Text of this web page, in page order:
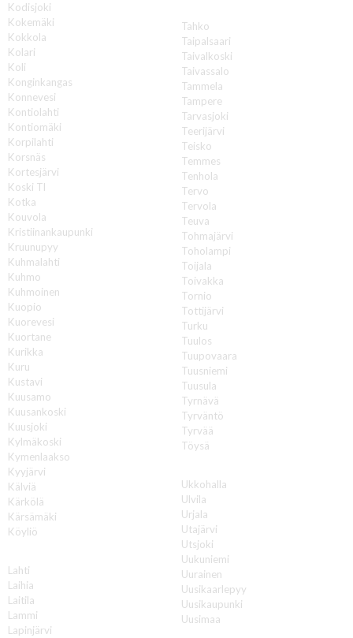
Kodisjoki
Kokemäki
Kokkola
Kolari
Koli
Konginkangas
Konnevesi
Kontiolahti
Kontiomäki
Korpilahti
Korsnäs
Kortesjärvi
Koski Tl
Kotka
Kouvola
Kristiinankaupunki
Kruunupyy
Kuhmalahti
Kuhmo
Kuhmoinen
Kuopio
Kuorevesi
Kuortane
Kurikka
Kuru
Kustavi
Kuusamo
Kuusankoski
Kuusjoki
Kylmäkoski
Kymenlaakso
Kyyjärvi
Kälviä
Kärkölä
Kärsämäki
Köyliö
Lahti
Laihia
Laitila
Lammi
Lapinjärvi
Tahko
Taipalsaari
Taivalkoski
Taivassalo
Tammela
Tampere
Tarvasjoki
Teerijärvi
Teisko
Temmes
Tenhola
Tervo
Tervola
Teuva
Tohmajärvi
Toholampi
Toijala
Toivakka
Tornio
Tottijärvi
Turku
Tuulos
Tuupovaara
Tuusniemi
Tuusula
Tyrnävä
Tyrväntö
Tyrvää
Töysä
Ukkohalla
Ulvila
Urjala
Utajärvi
Utsjoki
Uukuniemi
Uurainen
Uusikaarlepyy
Uusikaupunki
Uusimaa